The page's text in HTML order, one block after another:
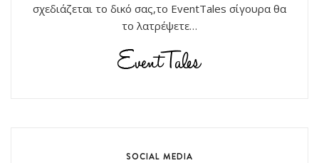
σχεδιάζεται το δικό σας,το EventTales σίγουρα θα
το λατρέψετε…
SOCIAL MEDIA